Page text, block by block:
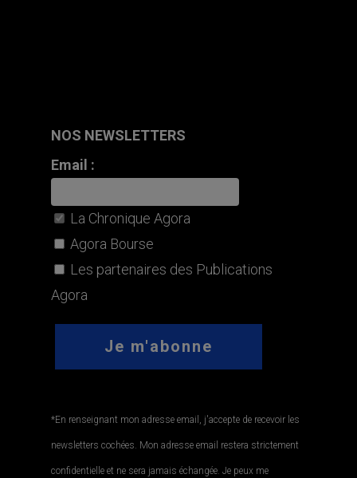
NOS NEWSLETTERS
Email :
La Chronique Agora
Agora Bourse
Les partenaires des Publications
Agora
*En renseignant mon adresse email, j'accepte de recevoir les
newsletters cochées. Mon adresse email restera strictement
confidentielle et ne sera jamais échangée. Je peux me